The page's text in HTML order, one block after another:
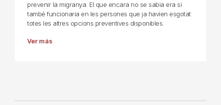
prevenir la migranya. El que encara no se sabia era si
també funcionaria en les persones que ja havien esgotat
totes les altres opcions preventives disponibles.
Ver más